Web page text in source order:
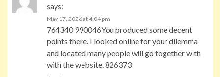
says:
May 17, 2026 at 4:04 pm
764340 990046You produced some decent
points there. I looked online for your dilemma
and located many people will go together with
with the website. 826373